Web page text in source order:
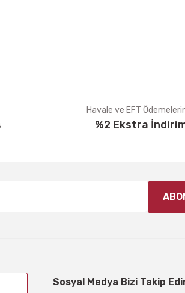
Havale ve EFT
%2 Ekstra
Sosyal Medya Bizi Takip